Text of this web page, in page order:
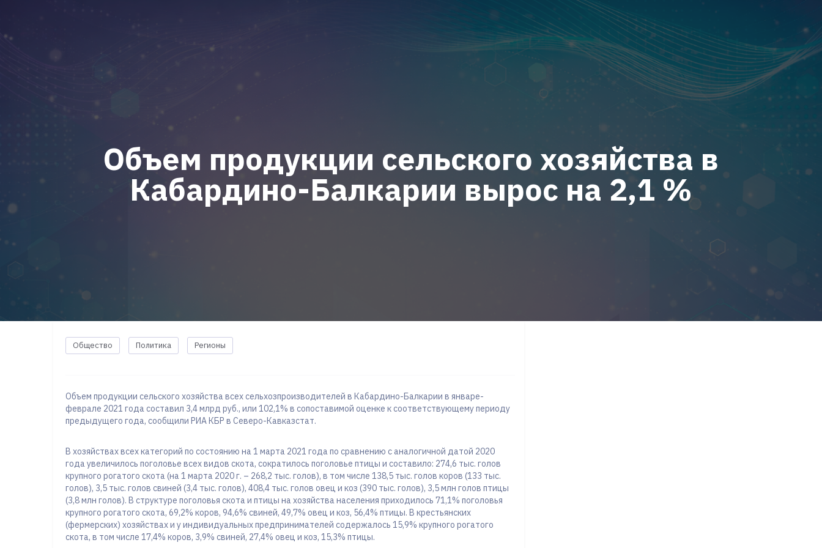
Объем продукции сельского хозяйства в
Кабардино-Балкарии вырос на 2,1 %
Общество Политика Регионы
Объем продукции сельского хозяйства всех сельхозпроизводителей в Кабардино-Балкарии в январе-
феврале 2021 года составил 3,4 млрд руб., или 102,1% в сопоставимой оценке к соответствующему периоду
предыдущего года, сообщили РИА КБР в Северо-Кавказстат.
В хозяйствах всех категорий по состоянию на 1 марта 2021 года по сравнению с аналогичной датой 2020
года увеличилось поголовье всех видов скота, сократилось поголовье птицы и составило: 274,6 тыс. голов
крупного рогатого скота (на 1 марта 2020 г. – 268,2 тыс. голов), в том числе 138,5 тыс. голов коров (133 тыс.
голов), 3,5 тыс. голов свиней (3,4 тыс. голов), 408,4 тыс. голов овец и коз (390 тыс. голов), 3,5 млн голов птицы
(3,8 млн голов). В структуре поголовья скота и птицы на хозяйства населения приходилось 71,1% поголовья
крупного рогатого скота, 69,2% коров, 94,6% свиней, 49,7% овец и коз, 56,4% птицы. В крестьянских
(фермерских) хозяйствах и у индивидуальных предпринимателей содержалось 15,9% крупного рогатого
скота, в том числе 17,4% коров, 3,9% свиней, 27,4% овец и коз, 15,3% птицы.